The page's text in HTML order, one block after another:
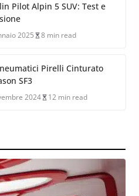
Pilot Alpin 5 SUV: Test e
2025 8 min read
Pirelli Cinturato
SF3
2024 12 min read